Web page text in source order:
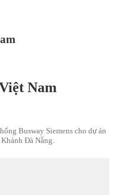
Nam
Busway Siemens cho dự án
Đà Nẵng.